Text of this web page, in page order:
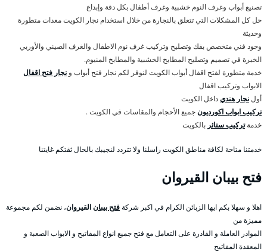
تصنيع أبواب وغرف النوم خشبية وغرف أطفال بكل دقة وإبداع
حل كل المشكلات التي تتعلق بالنجارة من خلال استخدام نجار الكويت معدات متطورة
وحديثة
وجود فني متخصص بفك وتصليح وتركيب غرف نوم الاطفال والغرف الصيني والأوربي
الخبرة في تصميم وتصليح المطابخ الخشبية والمطابخ المنيوم.
خدمة متطورة لفتح اقفال أبواب الكويت لنوفر لكم نجار فتح أبواب و نجار فتح اقفال
الابواب وتركيب اقفال
أولنجار هنديداخل الكويت
تركيب ابواب اكورديونجميع الأحجام والمقاسات في الكويت .
خدمةتركيب ستائر بالكويت
خدمتنا متاحة لكافة مناطق الكويت راسلنا ولا تتردد لنجيبك بالحال ثقتكم غايتنا
فتح بيبان القيروان
اهلا و سهلا بكم ايها الزبائن الكرام في اكبر شركةفتح بيبانالقيروان، نضمن لكم مجموعة
مميزة من
الموادر العاملة و القادرة على التعامل مع فتح جميع انواع المفاتيح و الابواب الصعبة و
المعقدة المفاتيح